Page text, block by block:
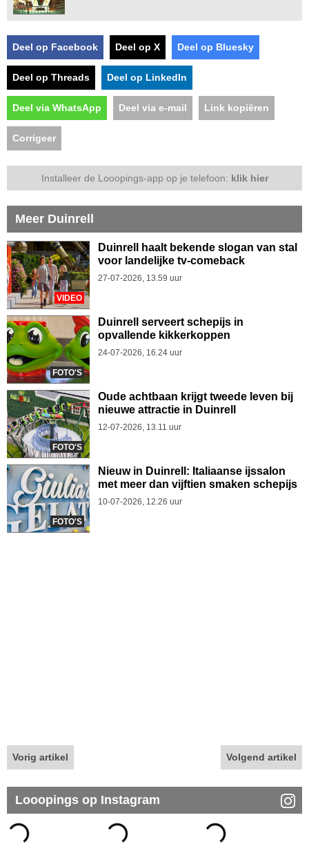
Deel op Facebook Deel op X Deel op Bluesky
Deel op Threads Deel op LinkedIn
Deel via WhatsApp Deel via e-mail Link kopiëren
Corrigeer
Installeer de Looopings-app op je telefoon: klik hier
Meer Duinrell
VIDEO
Duinrell haalt bekende slogan van stal
voor landelijke tv-comeback
27-07-2026, 13.59 uur
FOTO'S
Duinrell serveert schepijs in
opvallende kikkerkoppen
24-07-2026, 16.24 uur
FOTO'S
Oude achtbaan krijgt tweede leven bij
nieuwe attractie in Duinrell
12-07-2026, 13.11 uur
FOTO'S
Nieuw in Duinrell: Italiaanse ijssalon
met meer dan vijftien smaken schepijs
10-07-2026, 12.26 uur
Vorig artikel Volgend artikel
Looopings op Instagram